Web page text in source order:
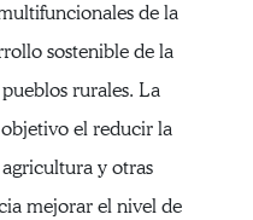
de la
sostenible de la
rurales. La
el reducir la
y otras
mejorar el nivel de